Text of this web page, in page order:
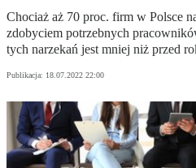
Chociaż aż 70 proc. firm w Polsce
zdobyciem potrzebnych
tych narzekań jest mniej niż przed
Publikacja: 18.07.2022 22:00